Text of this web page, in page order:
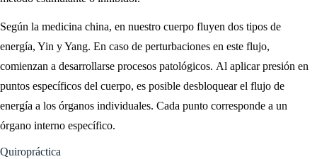
Según la medicina china, en nuestro cuerpo fluyen dos tipos de
energía, Yin y Yang. En caso de perturbaciones en este flujo,
comienzan a desarrollarse procesos patológicos. Al aplicar presión en
puntos específicos del cuerpo, es posible desbloquear el flujo de
energía a los órganos individuales. Cada punto corresponde a un
órgano interno específico.
Quiropráctica